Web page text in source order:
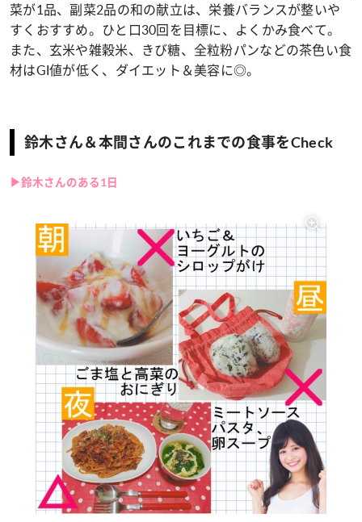
菜が1品、副菜2品の和の献立は、栄養バランスが整いや
すくおすすめ。ひと口30回を目標に、よくかみ食べて。
また、玄米や雑穀米、きび糖、全粒粉パンなどの茶色い食
材はGI値が低く、ダイエット＆美容に◎。
鈴木さん＆本間さんのこれまでの食事をCheck
▶鈴木さんのある1日